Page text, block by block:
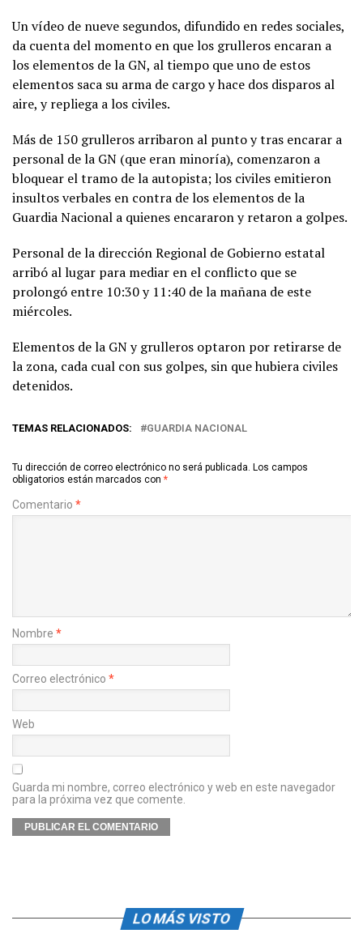
Un vídeo de nueve segundos, difundido en redes sociales,
da cuenta del momento en que los grulleros encaran a
los elementos de la GN, al tiempo que uno de estos
elementos saca su arma de cargo y hace dos disparos al
aire, y repliega a los civiles.
Más de 150 grulleros arribaron al punto y tras encarar a
personal de la GN (que eran minoría), comenzaron a
bloquear el tramo de la autopista; los civiles emitieron
insultos verbales en contra de los elementos de la
Guardia Nacional a quienes encararon y retaron a golpes.
Personal de la dirección Regional de Gobierno estatal
arribó al lugar para mediar en el conflicto que se
prolongó entre 10:30 y 11:40 de la mañana de este
miércoles.
Elementos de la GN y grulleros optaron por retirarse de
la zona, cada cual con sus golpes, sin que hubiera civiles
detenidos.
TEMAS RELACIONADOS: GUARDIA NACIONAL
Tu dirección de correo electrónico no será publicada. Los campos
obligatorios están marcados con *
Comentario *
Nombre *
Correo electrónico *
Web
Guarda mi nombre, correo electrónico y web en este navegador
para la próxima vez que comente.
LO MÁS VISTO